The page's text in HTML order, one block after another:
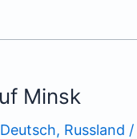
Minsk
Deutsch, Russland /